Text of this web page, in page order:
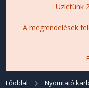
Üzletünk
A megrendelések
Főoldal